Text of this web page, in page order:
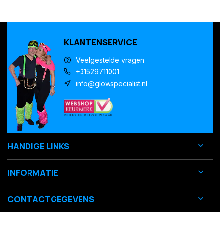
KLANTENSERVICE
Veelgestelde vragen
+31529711001
info@glowspecialist.nl
HANDIGE LINKS
INFORMATIE
CONTACTGEGEVENS